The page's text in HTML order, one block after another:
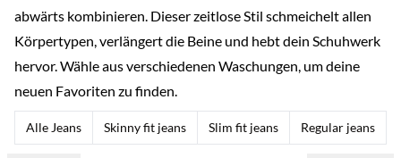
abwärts kombinieren. Dieser zeitlose Stil schmeichelt allen
Körpertypen, verlängert die Beine und hebt dein Schuhwerk
hervor. Wähle aus verschiedenen Waschungen, um deine
neuen Favoriten zu finden.
Alle Jeans Skinny fit jeans Slim fit jeans Regular jeans